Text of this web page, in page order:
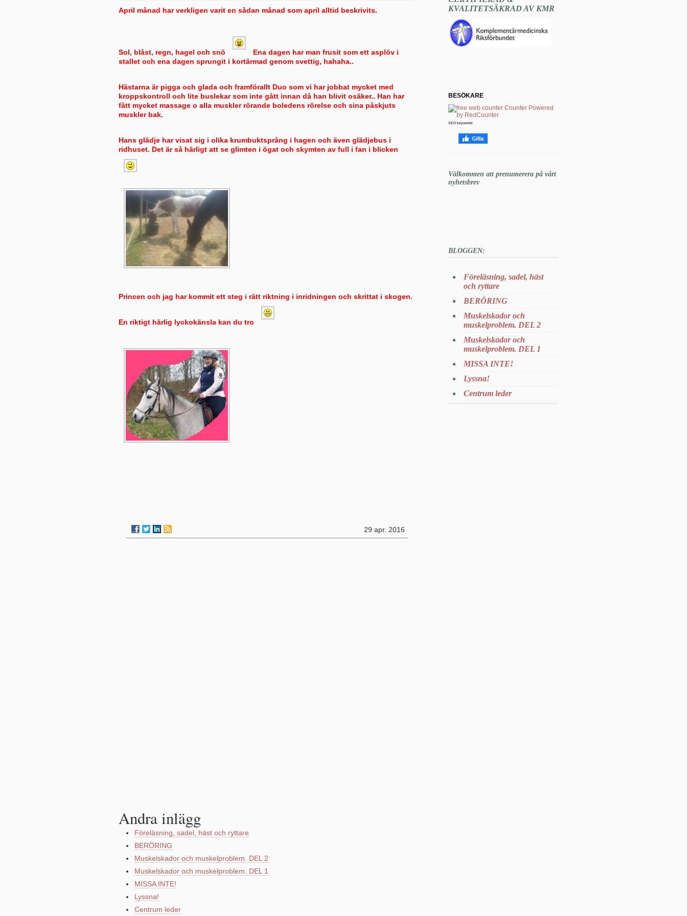
April månad har verkligen varit en sådan månad som april alltid beskrivits.
Sol, blåst, regn, hagel och snö
Ena dagen har man frusit som ett asplöv i
stallet och ena dagen sprungit i kortärmad genom svettig, hahaha..
Hästarna är pigga och glada och framförallt Duo som vi har jobbat mycket med
kroppskontroll och lite buslekar som inte gått innan då han blivit osäker.. Han har
fått mycket massage o alla muskler rörande boledens rörelse och sina påskjuts
muskler bak.
Hans glädje har visat sig i olika krumbuktsprång i hagen och även glädjebus i
ridhuset. Det är så härligt att se glimten i ögat och skymten av full i fan i blicken
Princen och jag har kommit ett steg i rätt riktning i inridningen och skrittat i skogen.
En riktigt härlig lyckokänsla kan du tro
29 apr. 2016
Andra inlägg
Föreläsning, sadel, häst och ryttare
BERÖRING
Muskelskador och muskelproblem. DEL 2
Muskelskador och muskelproblem. DEL 1
MISSA INTE!
Lyssna!
Centrum leder
KVALITETSÄKRAD AV KMR
BESÖKARE
SEO keywords
Välkommen att prenumerera på vårt
nyhetsbrev
BLOGGEN:
Föreläsning, sadel, häst
och ryttare
BERÖRING
Muskelskador och
muskelproblem. DEL 2
Muskelskador och
muskelproblem. DEL 1
MISSA INTE!
Lyssna!
Centrum leder